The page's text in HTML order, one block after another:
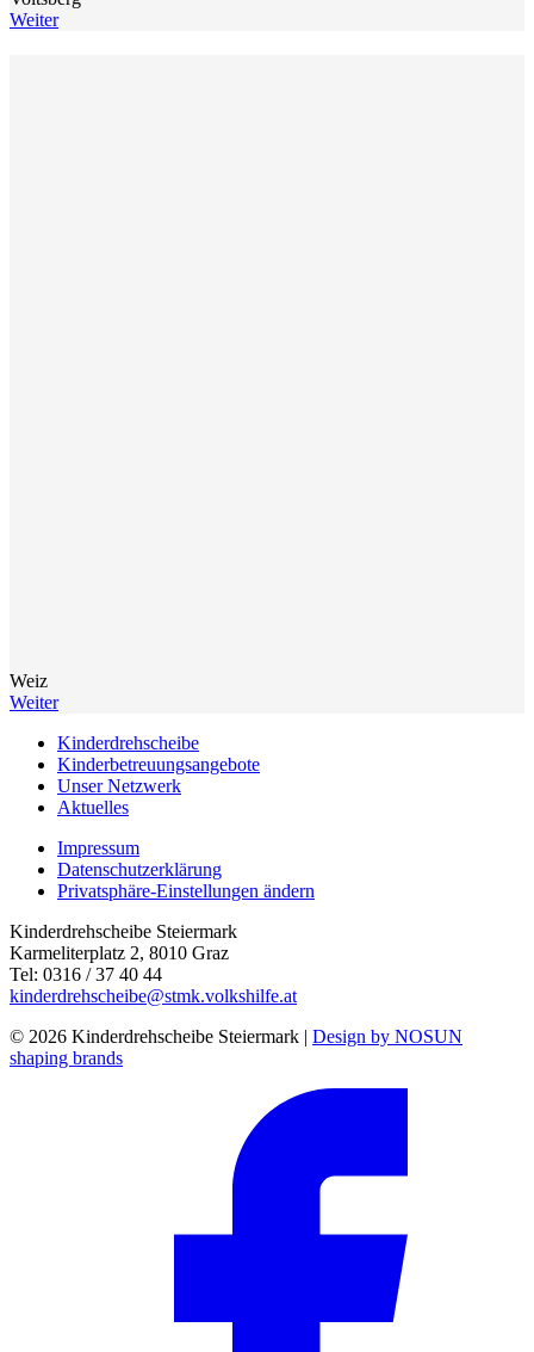
Weiter
Weiz
Weiter
Kinderdrehscheibe
Kinderbetreuungs­angebote
Unser Netzwerk
Aktuelles
Impressum
Datenschutzerklärung
Privatsphäre-Einstellungen ändern
Kinderdrehscheibe Steiermark
Karmeliterplatz 2, 8010 Graz
Tel: 0316 / 37 40 44
kinderdrehscheibe@stmk.volkshilfe.at
© 2026 Kinderdrehscheibe Steiermark | Design by NOSUN
shaping brands